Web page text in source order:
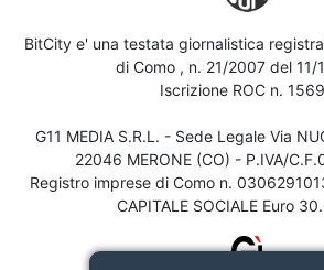
BitCity e' una testata giornalistica
di Como , n. 21/2007 del 11/
Iscrizione ROC n.
G11 MEDIA S.R.L. - Sede Legale Via
22046 MERONE (CO) - P.IVA/
Registro imprese di Como n.
CAPITALE SOCIALE Euro